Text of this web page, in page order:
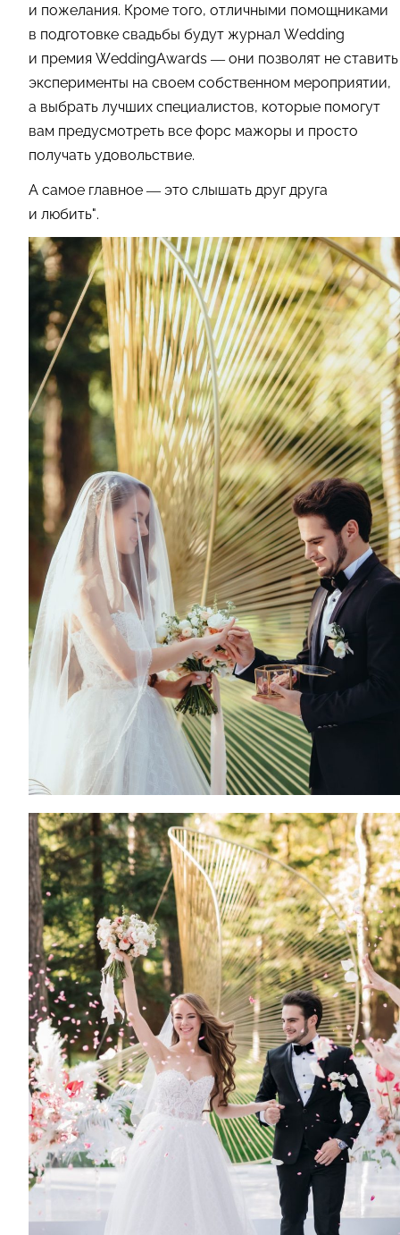
и пожелания. Кроме того, отличными помощниками
в подготовке свадьбы будут журнал Wedding
и премия WeddingAwards — они позволят не ставить
эксперименты на своем собственном мероприятии,
а выбрать лучших специалистов, которые помогут
вам предусмотреть все форс мажоры и просто
получать удовольствие.
А самое главное — это слышать друг друга
и любить".